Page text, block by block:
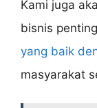
Kami juga
bisnis
yang baik
masyarakat